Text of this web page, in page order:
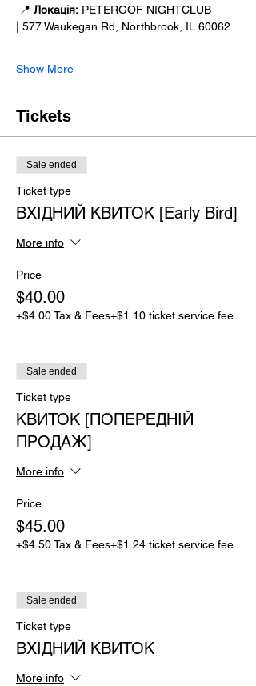
📍 Локація: PETERGOF NIGHTCLUB
| 577 Waukegan Rd, Northbrook, IL 60062
Show More
Tickets
Sale ended
Ticket type
ВХІДНИЙ КВИТОК [Early Bird]
More info
Price
$40.00
+$4.00 Tax & Fees+$1.10 ticket service fee
Sale ended
Ticket type
КВИТОК [ПОПЕРЕДНІЙ
ПРОДАЖ]
More info
Price
$45.00
+$4.50 Tax & Fees+$1.24 ticket service fee
Sale ended
Ticket type
ВХІДНИЙ КВИТОК
More info